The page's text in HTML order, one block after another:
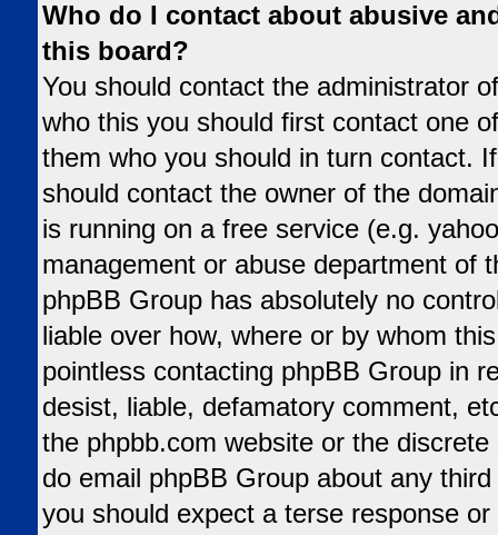
Who do I contact about abusive
this board?
You should contact the administrator
who this you should first contact one
them who you should in turn contact.
should contact the owner of the
is running on a free service (e.g.
management or abuse department of
phpBB Group has absolutely no
liable over how, where or by whom
pointless contacting phpBB Group in
desist, liable, defamatory comment,
the phpbb.com website or the
do email phpBB Group about any
you should expect a terse response